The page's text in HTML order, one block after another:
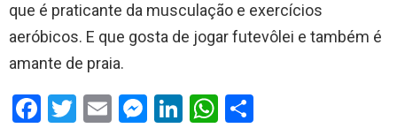
que é praticante da musculação e exercícios
aeróbicos. E que gosta de jogar futevôlei e também é
amante de praia.
F
T
E
M Li
W